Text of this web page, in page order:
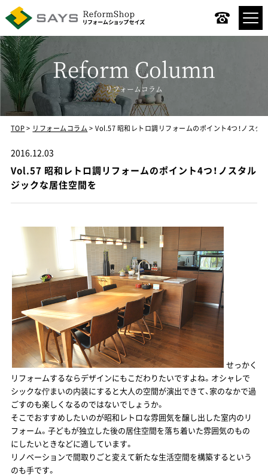
コンセプト
リノベーションメニュー
リノベーションの流れ
店舗案内
お問い合わせ・お見積り
お知らせ・イベント情報
リフォームコラム
スタッフブログ
プライバシーポリシー
Reform Column
リフォームコラム
TOP リフォームコラム Vol.57 昭和レトロ調リフォームのポイント4つ！ノスタ
2016.12.03
Vol.57 昭和レトロ調リフォームのポイント4つ！ノスタル
ジックな居住空間を
せっかく
リフォームするならデザインにもこだわりたいですよね。オシャレで
シックな佇まいの内装にすると大人の空間が演出できて、家のなかで過
ごすのも楽しくなるのではないでしょうか。
そこでおすすめしたいのが昭和レトロな雰囲気を醸し出した室内のリ
フォーム。子どもが独立した後の居住空間を落ち着いた雰囲気のもの
にしたいときなどに適しています。
リノベーションで間取りごと変えて新たな生活空間を構築するという
のも手です。